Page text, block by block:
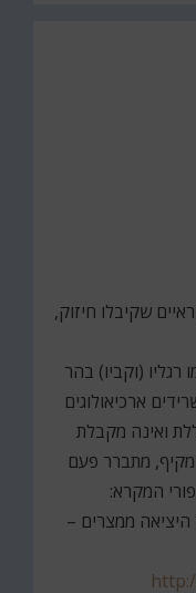
3 סיפורים מקראיים שקיבלו חיזוק,
כבר 32 שנה במו רגליו (וקביו) בהר
ארכיאולוגים
ואינה מקבלת
מתברר פעם
המקרא:
ממצרים –